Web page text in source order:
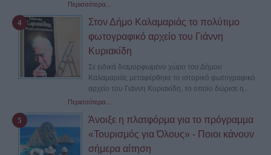
Περισσότερα...
Στον Δήμο Καλαμαριάς το πολύτιμο
φωτογραφικό αρχείο του Γιάννη
Κυριακίδη
Σε ειδικά διαμορφωμένο χώρο του Δήμου
Καλαμαριάς μεταφέρθηκε το ιστορικό φωτογραφικό
αρχείο του Γιάννη Κυριακίδη, το οποίο δώρισε η...
Περισσότερα...
Άνοιξε η πλατφόρμα για το πρόγραμμα
«Τουρισμός για Όλους» - Ποιοι κάνουν
σήμερα αίτηση